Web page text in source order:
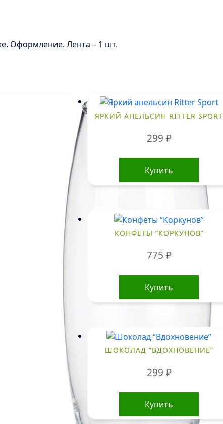
Оформление. Лента – 1 шт.
ЯРКИЙ АПЕЛЬСИН RITTER SPORT
299 ₽
Купить
КОНФЕТЫ “КОРКУНОВ”
775 ₽
Купить
ШОКОЛАД “ВДОХНОВЕНИЕ”
299 ₽
Купить